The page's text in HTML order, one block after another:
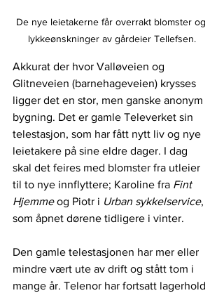
De nye leietakerne får overrakt blomster og
lykkeønskninger av gårdeier Tellefsen.
Akkurat der hvor Valløveien og
Glitneveien (barnehageveien) krysses
ligger det en stor, men ganske anonym
bygning. Det er gamle Televerket sin
telestasjon, som har fått nytt liv og nye
leietakere på sine eldre dager. I dag
skal det feires med blomster fra utleier
til to nye innflyttere; Karoline fra Fint
Hjemme og Piotr i Urban sykkelservice,
som åpnet dørene tidligere i vinter.
Den gamle telestasjonen har mer eller
mindre vært ute av drift og stått tom i
mange år. Telenor har fortsatt lagerhold